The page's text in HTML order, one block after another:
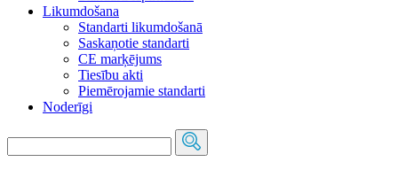
Likumdošana
Standarti likumdošanā
Saskaņotie standarti
CE marķējums
Tiesību akti
Piemērojamie standarti
Noderīgi